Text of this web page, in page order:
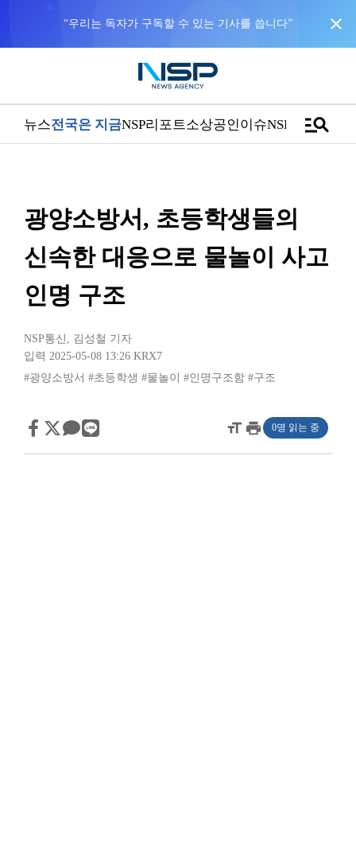
close
뉴스전국은 지금NSP리포트소상공인이슈NSPTVmanage_search
광양소방서, 초등학생들의
신속한 대응으로 물놀이 사고
인명 구조
NSP통신 , 김성철 기자
입력 2025-05-08 13:26 KRX7
#광양소방서 #초등학생 #물놀이 #인명구조함 #구조
format_sizeprint 0명 읽는 중